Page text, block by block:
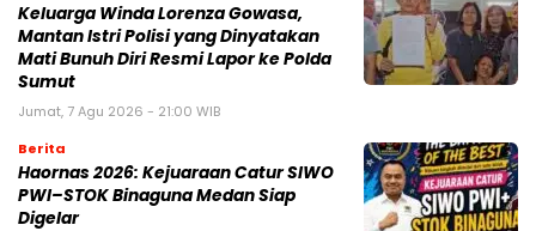
Keluarga Winda Lorenza Gowasa,
Mantan Istri Polisi yang Dinyatakan
Mati Bunuh Diri Resmi Lapor ke Polda
Sumut
Jumat, 7 Agu 2026 - 21:00 WIB
Berita
Haornas 2026: Kejuaraan Catur SIWO
PWI–STOK Binaguna Medan Siap
Digelar